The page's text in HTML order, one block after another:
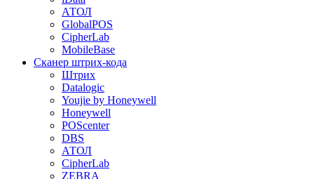
АТОЛ
GlobalPOS
CipherLab
MobileBase
Сканер штрих-кода
Штрих
Datalogic
Youjie by Honeywell
Honeywell
POScenter
DBS
АТОЛ
CipherLab
ZEBRA